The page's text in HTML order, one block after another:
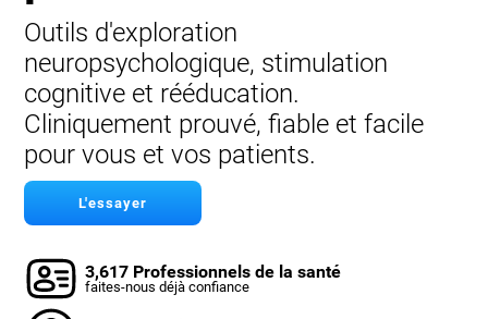
Outils d'exploration
neuropsychologique, stimulation
cognitive et rééducation.
Cliniquement prouvé, fiable et facile
pour vous et vos patients.
L'essayer
3,617 Professionnels de la santé
faites-nous déjà confiance